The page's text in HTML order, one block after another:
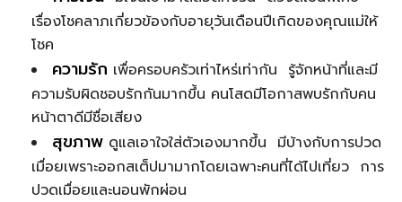
เรื่องโชคลาภเกี่ยวข้องกับอายุวันเดือนปีเกิดของคุณแม่ให้
โชค
ความรัก เพื่อครอบครัวเท่าไหร่เท่ากัน รู้จักหน้าที่และมี
ความรับผิดชอบรักกันมากขึ้น คนโสดมีโอกาสพบรักกับคน
หน้าตาดีมีชื่อเสียง
สุขภาพ ดูแลเอาใจใส่ตัวเองมากขึ้น มีบ้างกับการปวด
เมื่อยเพราะออกสเต็ปมามากโดยเฉพาะคนที่ได้ไปเที่ยว การ
ปวดเมื่อยและนอนพักผ่อน